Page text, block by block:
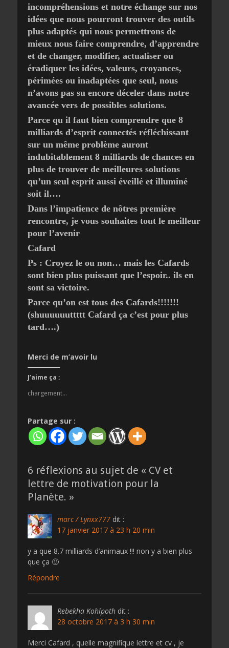
incompréhensions et notre échange sur nos
idées que nous pourront trouver des outils
plus adaptés qui nous permettrons de
mieux nous faire comprendre, d’apprendre
et de changer, modifier, actualiser ou
éradiquer les idées, valeurs, croyances,
périmées ou inadaptées que seul, nous
n’avons pas su encore déceler dans notre
avancée vers de possibles solutions.
Parce qu il faut bien comprendre que 8
milliards d’esprit connectés réfléchissant
sur un même problème auront
indubitablement 8 milliards de chances en
plus de trouver de meilleures solutions
qu’un seul esprit aussi éveillé et illuminé
soit il….
Dans l’impatience de nôtres première
rencontre, je vous souhaites tout le meilleur
pour l’avenir
Cafard
Ps : Croyez le ou non… mais les Cafards
sont bien plus puissant que l’espoir.. ils en
sont sa victoire.
Parce qu’on est tous des Cafards!!!!!!!
(shuuuuuuttttt Cafard ça c’est pour plus
tard….)
Merci de m’avoir lu
J’aime ça :
chargement…
Partage sur :
6 réflexions au sujet de « CV et
lettre de motivation pour la
Planète. »
marc / Lynxx777 dit :
17 janvier 2017 à 23 h 20 min
y a que 8.7 milliards d’animaux !!! non y a bien plus
que ça 🙂
Répondre
Rebekha Kohlpoth dit :
28 octobre 2017 à 3 h 30 min
Merci Cafard , quelle magnifique lettre et cv , je